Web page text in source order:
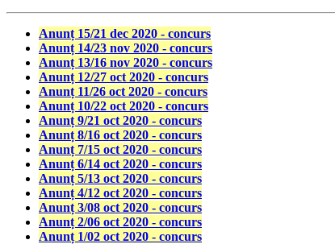
Anunț 15/21 dec 2020 - concurs
Anunț 14/23 nov 2020 - concurs
Anunț 13/16 nov 2020 - concurs
Anunț 12/27 oct 2020 - concurs
Anunț 11/26 oct 2020 - concurs
Anunț 10/22 oct 2020 - concurs
Anunț 9/21 oct 2020 - concurs
Anunț 8/16 oct 2020 - concurs
Anunț 7/15 oct 2020 - concurs
Anunț 6/14 oct 2020 - concurs
Anunț 5/13 oct 2020 - concurs
Anunț 4/12 oct 2020 - concurs
Anunț 3/08 oct 2020 - concurs
Anunț 2/06 oct 2020 - concurs
Anunț 1/02 oct 2020 - concurs